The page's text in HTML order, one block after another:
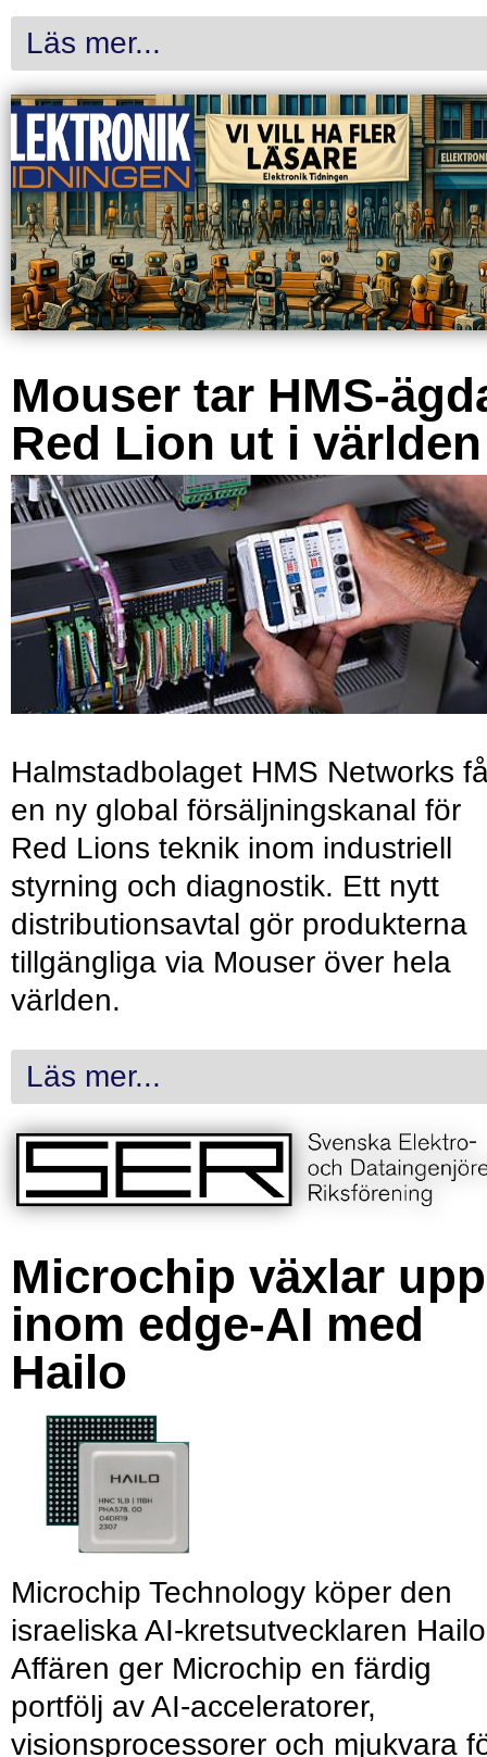
Läs mer...
Mouser tar HMS-
Red Lion ut i världen
Halmstadbolaget HMS Networks
en ny global försäljningskanal för
Red Lions teknik inom industriell
styrning och diagnostik. Ett nytt
distributionsavtal gör produkterna
tillgängliga via Mouser över hela
världen.
Läs mer...
Microchip växlar upp
inom edge-AI med
Hailo
Microchip Technology köper den
israeliska AI-kretsutvecklaren
Affären ger Microchip en färdig
portfölj av AI-acceleratorer,
visionsprocessorer och mjukvara